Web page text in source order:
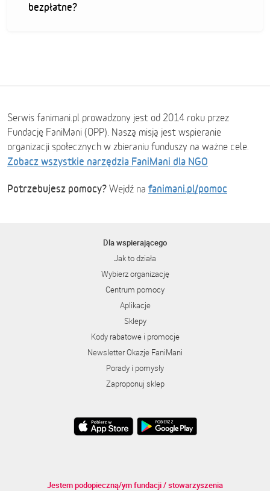
bezpłatne?
Serwis fanimani.pl prowadzony jest od 2014 roku przez
Fundację FaniMani (OPP). Naszą misją jest wspieranie
organizacji społecznych w zbieraniu funduszy na ważne cele.
Zobacz wszystkie narzędzia FaniMani dla NGO
Potrzebujesz pomocy? Wejdź na fanimani.pl/pomoc
Dla wspierającego
Jak to działa
Wybierz organizację
Centrum pomocy
Aplikacje
Sklepy
Kody rabatowe i promocje
Newsletter Okazje FaniMani
Porady i pomysły
Zaproponuj sklep
Jestem podopieczną/ym fundacji / stowarzyszenia